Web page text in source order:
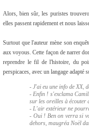
Alors, bien sûr, les puristes
elles passent rapidement et nous
Surtout que l'auteur mène son
aux voyous. Cette façon de narrer
reprendre le fil de l'histoire, du
perspicaces, avec un langage
- J'ai eu une info de XX,
- Enfin ! s'exclama
sur les oreilles à écouter
- L'air extérieur ne
- Oui ! Ben on verra si
dehors, maugréa Noël